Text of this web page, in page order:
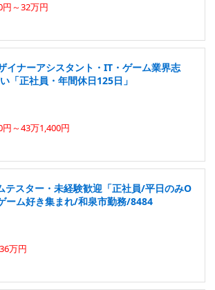
円～32万円
イナーアシスタント・IT・ゲーム業界志
「正社員・年間休日125日」
円～43万1,400円
テスター・未経験歓迎「正社員/平日のみO
ーム好き集まれ/和泉市勤務/8484
万円